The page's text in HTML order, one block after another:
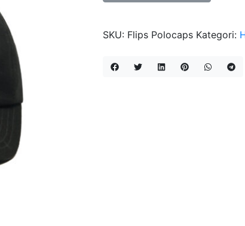
SKU: Flips Polocaps Kategori: